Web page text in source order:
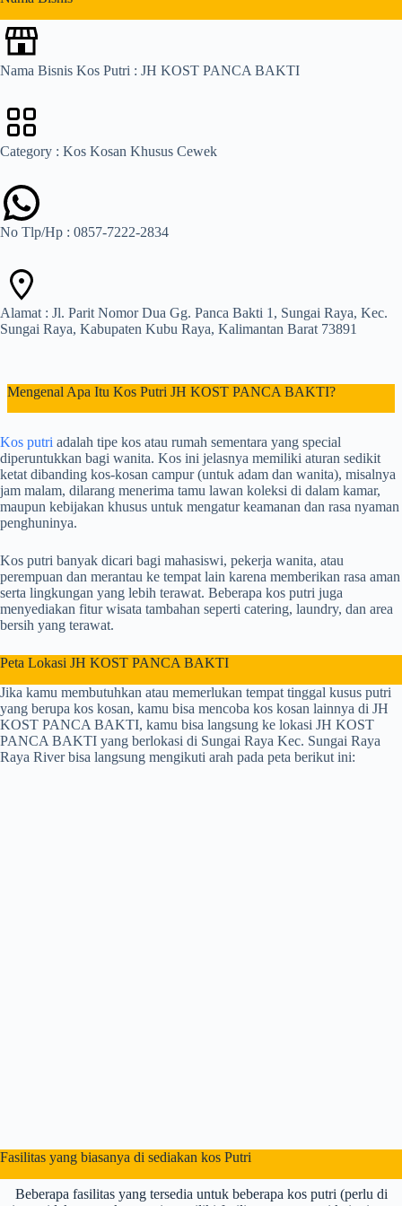
s
Nama Bisnis Kos Putri : JH KOST PANCA BAKTI
Category : Kos Kosan Khusus Cewek
No Tlp/Hp : 0857-7222-2834
Alamat : Jl. Parit Nomor Dua Gg. Panca Bakti 1, Sungai Raya, Kec.
Sungai Raya, Kabupaten Kubu Raya, Kalimantan Barat 73891
Mengenal Apa Itu Kos Putri JH KOST PANCA BAKTI?
Kos putri adalah tipe kos atau rumah sementara yang special
diperuntukkan bagi wanita. Kos ini jelasnya memiliki aturan sedikit
ketat dibanding kos-kosan campur (untuk adam dan wanita), misalnya
jam malam, dilarang menerima tamu lawan koleksi di dalam kamar,
maupun kebijakan khusus untuk mengatur keamanan dan rasa nyaman
penghuninya.
Kos putri banyak dicari bagi mahasiswi, pekerja wanita, atau
perempuan dan merantau ke tempat lain karena memberikan rasa aman
serta lingkungan yang lebih terawat. Beberapa kos putri juga
menyediakan fitur wisata tambahan seperti catering, laundry, dan area
bersih yang terawat.
Peta Lokasi JH KOST PANCA BAKTI
Jika kamu membutuhkan atau memerlukan tempat tinggal kusus putri
yang berupa kos kosan, kamu bisa mencoba kos kosan lainnya di JH
KOST PANCA BAKTI, kamu bisa langsung ke lokasi JH KOST
PANCA BAKTI yang berlokasi di Sungai Raya Kec. Sungai Raya
Raya River bisa langsung mengikuti arah pada peta berikut ini:
Fasilitas yang biasanya di sediakan kos Putri
Beberapa fasilitas yang tersedia untuk beberapa kos putri (perlu di